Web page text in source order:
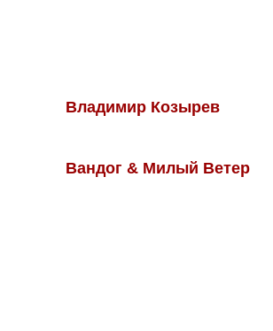
Владимир Козырев
Вандог & Милый Ветер